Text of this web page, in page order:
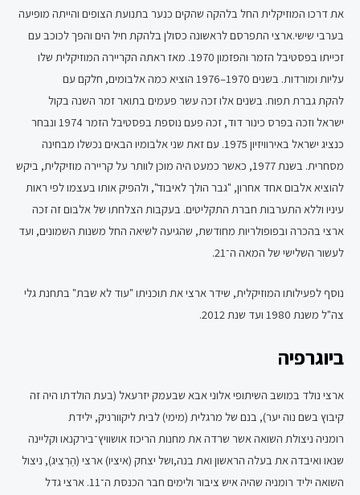
את דרכו המוזיקלית החל בלהקה שהקים כנער בתנועת הצופים והייתה מופיעה
בערבי שישי.ארצי התפרסם לראשונה כסולן בלהקת חיל הים והפך לכוכב עם
זכייתו בפסטיבל הזמר והפזמון 1970. מאז ראתה הקריירה המוזיקלית שלו
עליות ומורדות. בשנים 1970–1976 הוציא כמה אלבומים, חלקם עם
להקת גברת תפוח. בשנים אלו זכה עשר פעמים בתואר זמר השנה בקול
ישראל וזכה בפרס כינור דוד, זכה פעם נוספת בפסטיבל הזמר 1974 ונבחר
כנציג ישראל באירוויזיון 1975. עם זאת שני אלבומיו הבאים נכשלו מבחינה
מסחרית. בשנת 1977, כאשר כמעט היה מוכן לוותר על קריירה מוזיקלית, ביקש
להוציא אלבום אחד אחרון, "גבר הולך לאיבוד", ולהפיק אותו בעצמו לפי ראות
עיניו וללא התערבות חברת התקליטים. בעקבות הצלחתו של אלבום זה זכה
ארצי בהכרה ובפופולריות מחודשת, שהגיעה לשיאה החל משנות השמונים, ועד
לעשור השלישי של המאה ה־21.
נוסף לפעילותו המוזיקלית, שידר ארצי את תוכניתו "עוד לא שבת" בתחנת גלי
צה"ל משנת 1980 ועד שנת 2012.
ביוגרפיה
ארצי נולד במושב השיתופי אלוני אבא שבעמק יזרעאל (בעת הולדתו היה זה
קיבוץ בשם נוה יער), בנם של מרגלית (מימי) לבית ליקוורניק, ילידת
רומניה ניצולת השואה אשר שרדה את מחנות הריכוז אושוויץ־בירקנאו וקליינה
שנאו ואיבדה את בעלה הראשון ואת בנה,ושל יצחק (איציו) ארצי (הֶרְצִיג), ניצול
השואה יליד רומניה שהיה איש ציבור ולימים חבר הכנסת ה־11. ארצי גדל